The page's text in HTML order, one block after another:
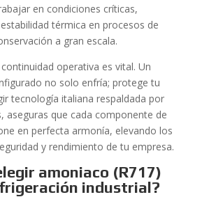
en condiciones críticas,
térmica en procesos de
a gran escala.
operativa es vital. Un
no solo enfría; protege tu
tecnología italiana respaldada por
aseguras que cada componente de
en perfecta armonía, elevando los
y rendimiento de tu empresa.
amoniaco (R717)
industrial?